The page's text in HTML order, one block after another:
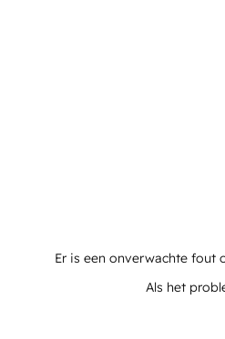
Er is een onverwachte fout
Als het